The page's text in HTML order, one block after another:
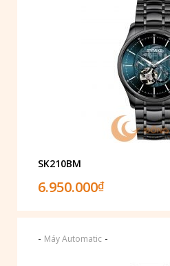
SK210BM
6.950.000₫
- Máy Automatic -